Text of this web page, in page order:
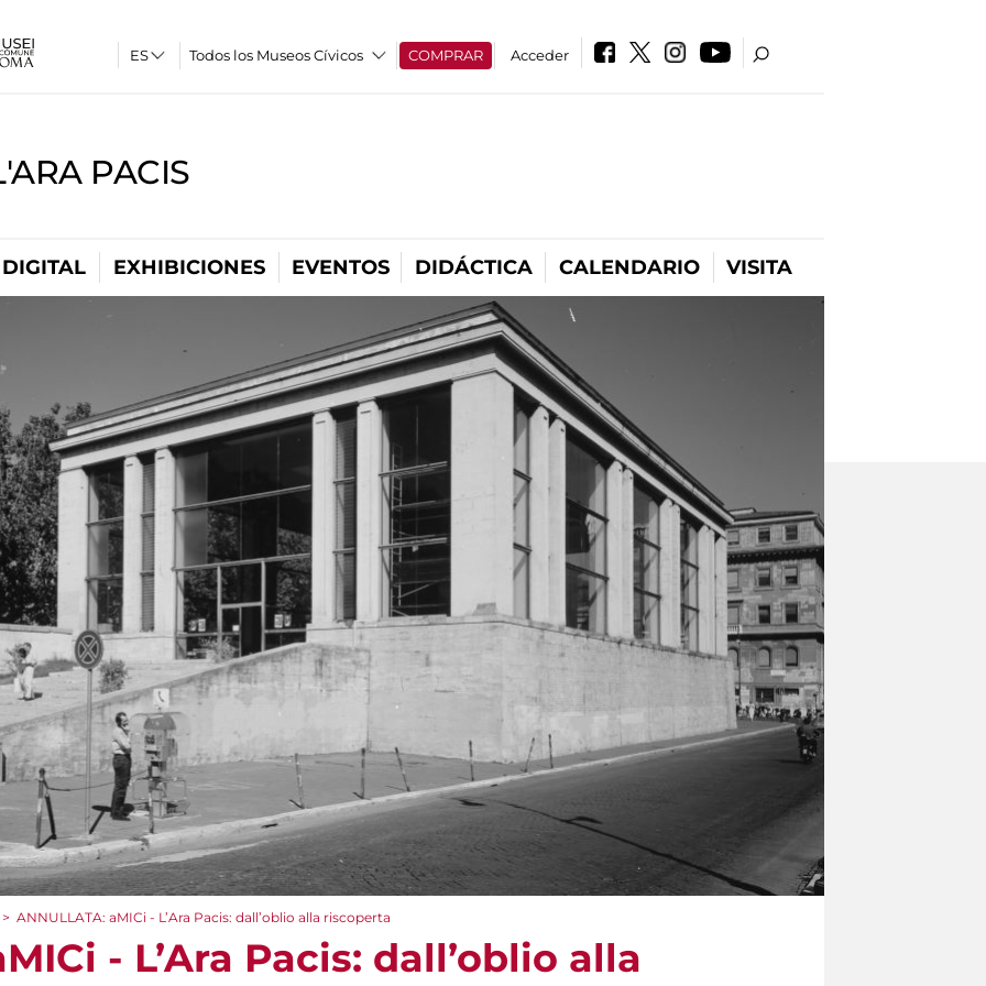
Todos los Museos Cívicos COMPRAR Acceder
PACIS
EXHIBICIONES EVENTOS DIDÁCTICA CALENDARIO VISITA
> ANNULLATA: aMICi - L’Ara Pacis: dall’oblio alla riscoperta
- L’Ara Pacis: dall’oblio alla